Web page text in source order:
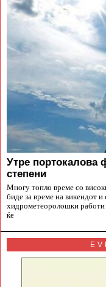
Утре портокалова
степени
Многу топло време со
биде за време на викендот и
хидрометеоролошки работи
ќе